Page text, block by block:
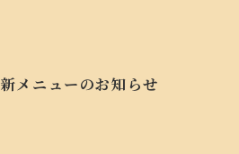
新メニューのお知らせ